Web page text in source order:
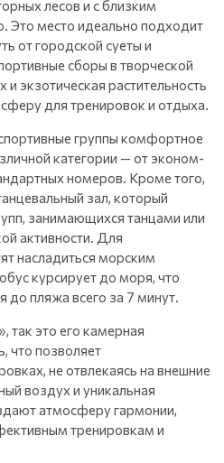
лесов и с близким
Это место идеально подходит
от городской суеты и
сборы в творческой
экзотическая растительность
для тренировок и отдыха.
группы комфортное
категории — от эконом-
номеров. Кроме того,
зал, который
занимающихся танцами или
активности. Для
насладиться морским
курсирует до моря, что
до пляжа всего за 7 минут.
так это его камерная
что позволяет
не отвлекаясь на внешние
воздух и уникальная
атмосферу гармонии,
тренировкам и